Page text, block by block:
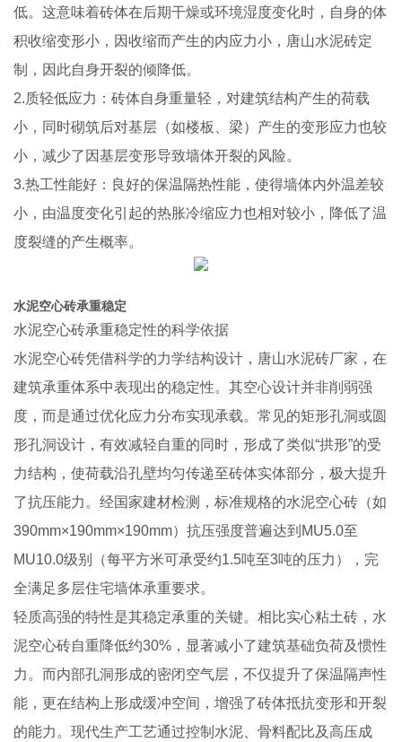
低。这意味着砖体在后期干燥或环境湿度变化时，自身的体
积收缩变形小，因收缩而产生的内应力小，唐山水泥砖定
制，因此自身开裂的倾降低。
2.质轻低应力：砖体自身重量轻，对建筑结构产生的荷载
小，同时砌筑后对基层（如楼板、梁）产生的变形应力也较
小，减少了因基层变形导致墙体开裂的风险。
3.热工性能好：良好的保温隔热性能，使得墙体内外温差较
小，由温度变化引起的热胀冷缩应力也相对较小，降低了温
度裂缝的产生概率。
水泥空心砖承重稳定
水泥空心砖承重稳定性的科学依据
水泥空心砖凭借科学的力学结构设计，唐山水泥砖厂家，在
建筑承重体系中表现出的稳定性。其空心设计并非削弱强
度，而是通过优化应力分布实现承载。常见的矩形孔洞或圆
形孔洞设计，有效减轻自重的同时，形成了类似“拱形”的受
力结构，使荷载沿孔壁均匀传递至砖体实体部分，极大提升
了抗压能力。经国家建材检测，标准规格的水泥空心砖（如
390mm×190mm×190mm）抗压强度普遍达到MU5.0至
MU10.0级别（每平方米可承受约1.5吨至3吨的压力），完
全满足多层住宅墙体承重要求。
轻质高强的特性是其稳定承重的关键。相比实心粘土砖，水
泥空心砖自重降低约30%，显著减小了建筑基础负荷及惯性
力。而内部孔洞形成的密闭空气层，不仅提升了保温隔声性
能，更在结构上形成缓冲空间，增强了砖体抵抗变形和开裂
的能力。现代生产工艺通过控制水泥、骨料配比及高压成